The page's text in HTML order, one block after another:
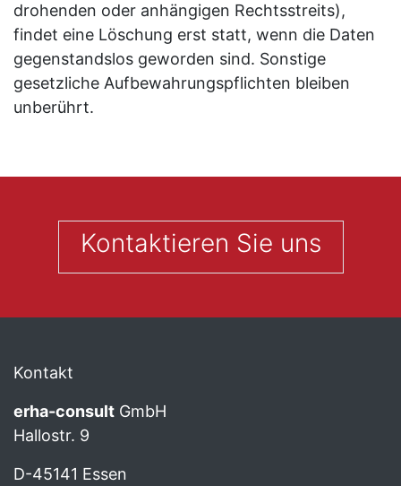
drohenden oder anhängigen Rechtsstreits),
findet eine Löschung erst statt, wenn die Daten
gegenstandslos geworden sind. Sonstige
gesetzliche Aufbewahrungspflichten bleiben
unberührt.
Kontaktieren Sie uns
Kontakt
erha-consult GmbH
Hallostr. 9
D-45141 Essen